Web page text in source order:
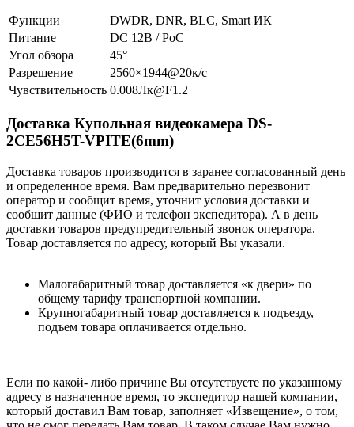
Функции
DWDR, DNR, BLC, Smart ИК
Питание
DC 12В / PoC
Угол обзора
45°
Разрешение
2560×1944@20к/с
Чувствительность 0.008Лк@F1.2
Доставка Купольная видеокамера DS-
2CE56H5T-VPITE(6mm)
Доставка товаров производится в заранее согласованный день
и определенное время. Вам предварительно перезвонит
оператор и сообщит время, уточнит условия доставки и
сообщит данные (ФИО и телефон экспедитора). А в день
доставки товаров предупредительный звонок оператора.
Товар доставляется по адресу, который Вы указали.
Малогабаритный товар доставляется «к двери» по
общему тарифу транспортной компании.
Крупногабаритный товар доставляется к подъезду,
подъем товара оплачивается отдельно.
Если по какой- либо причине Вы отсутствуете по указанному
адресу в назначенное время, то экспедитор нашей компании,
который доставил Вам товар, заполняет «Извещение», о том,